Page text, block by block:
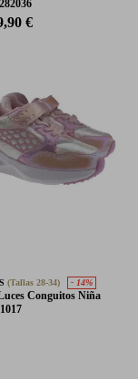
€
(Tallas 28-34) - 14%
Conguitos Niña